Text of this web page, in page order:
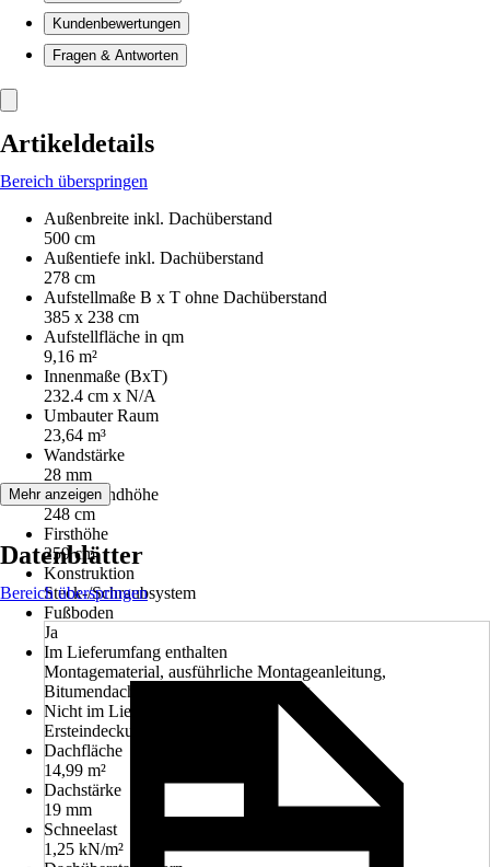
Kundenbewertungen
Fragen & Antworten
Artikeldetails
Bereich überspringen
Außenbreite inkl. Dachüberstand
500 cm
Außentiefe inkl. Dachüberstand
278 cm
Aufstellmaße B x T ohne Dachüberstand
385 x 238 cm
Aufstellfläche in qm
9,16 m²
Innenmaße (BxT)
232.4 cm x N/A
Umbauter Raum
23,64 m³
Wandstärke
28 mm
Seitenwandhöhe
248 cm
Firsthöhe
259 cm
Konstruktion
Steck-/Schraubsystem
Fußboden
Ja
Im Lieferumfang enthalten
Montagematerial, ausführliche Montageanleitung,
Bitumendachbelag zur Ersteindeckung
Nicht im Lieferumfang enthalten
Ersteindeckung Dach
Dachfläche
14,99 m²
Dachstärke
19 mm
Schneelast
1,25 kN/m²
Mehr anzeigen
Datenblätter
Bereich überspringen